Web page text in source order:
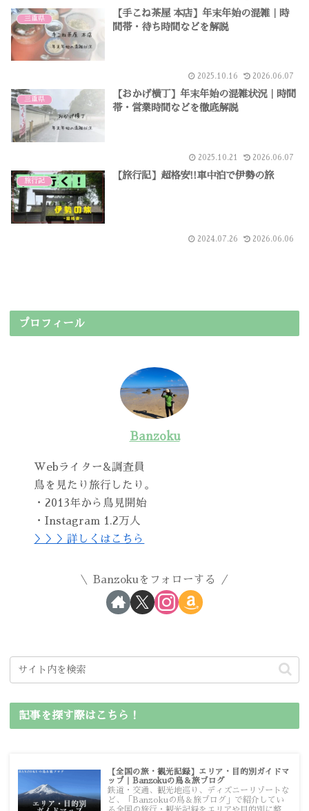
三重県
【手こね茶屋 本店】年末年始の混雑｜時
間帯・待ち時間などを解説
2025.10.16 2026.06.07
三重県
【おかげ横丁】年末年始の混雑状況｜時間
帯・営業時間などを徹底解説
2025.10.21 2026.06.07
旅行記
【旅行記】超格安!!車中泊で伊勢の旅
2024.07.26 2026.06.06
プロフィール
Banzoku
Webライター&調査員
鳥を見たり旅行したり。
・2013年から鳥見開始
・Instagram 1.2万人
＞＞＞詳しくはこちら
Banzokuをフォローする
記事を探す際はこちら！
【全国の旅・観光記録】エリア・目的別ガイドマ
ップ｜Banzokuの鳥＆旅ブログ
鉄道・交通、観光地巡り、ディズニーリゾートな
ど、「Banzokuの鳥＆旅ブログ」で紹介してい